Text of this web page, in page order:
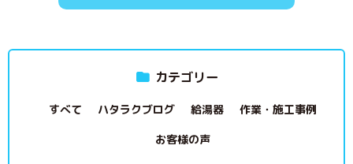
カテゴリー
すべて ハタラクブログ 給湯器
作業・施工事例
お客様の声